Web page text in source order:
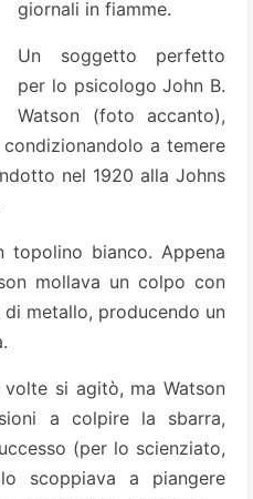
giornali in fiamme.
Un soggetto perfetto
per lo psicologo John B.
Watson (foto accanto),
a temere
nel 1920 alla Johns
bianco. Appena
mollava un colpo con
metallo, producendo un
si agitò, ma Watson
a colpire la sbarra,
(per lo scienziato,
scoppiava a piangere